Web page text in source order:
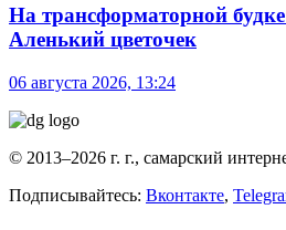
На трансформаторной
Аленький цветочек
06 августа 2026, 13:24
© 2013–2026 г. г., самарский
Подписывайтесь: Вконтакте,